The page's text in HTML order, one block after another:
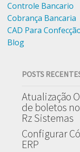
Controle Bancario
Cobrança Bancaria
CAD Para
Blog
POSTS
Atualização
de boletos
Rz Sistemas
Configurar
ERP